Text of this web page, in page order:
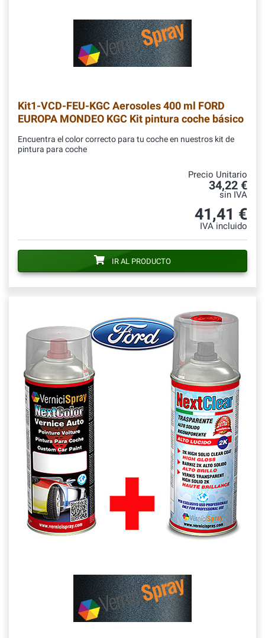
Kit1-VCD-FEU-KGC Aerosoles 400 ml FORD
EUROPA MONDEO KGC Kit pintura coche básico
Encuentra el color correcto para tu coche en nuestros kit de
pintura para coche
Precio Unitario
34,22 €
sin IVA
41,41 €
IVA incluido
IR AL PRODUCTO